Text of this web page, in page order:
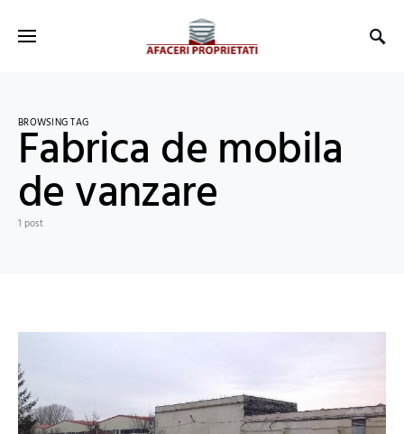
BROWSING TAG
Fabrica de mobila
de vanzare
1 post